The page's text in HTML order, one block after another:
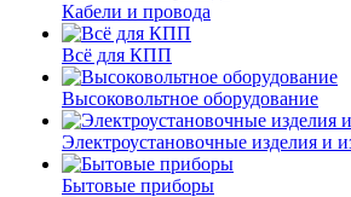
Кабели и провода
Всё для КПП
Высоковольтное оборудование
Электроустановочные изделия и
Бытовые приборы